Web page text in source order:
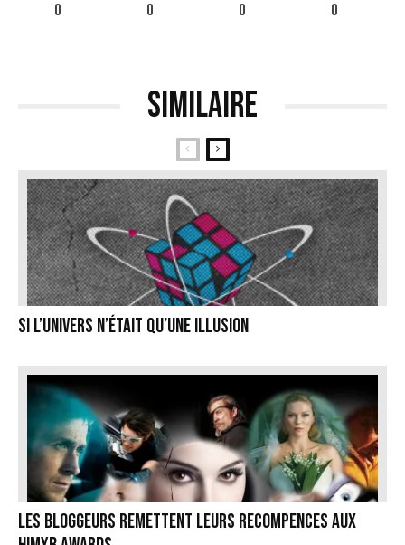
0 0 0 0
Similaire
Si l’univers n’était qu’une illusion
Les bloggeurs remettent leurs recompences aux